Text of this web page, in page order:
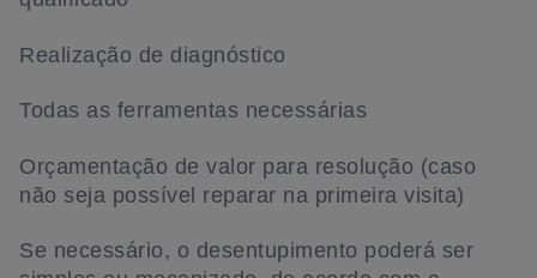
Realização de diagnóstico
Todas as ferramentas necessárias
Orçamentação de valor para resolução (caso
não seja possível reparar na primeira visita)
Se necessário, o desentupimento poderá ser